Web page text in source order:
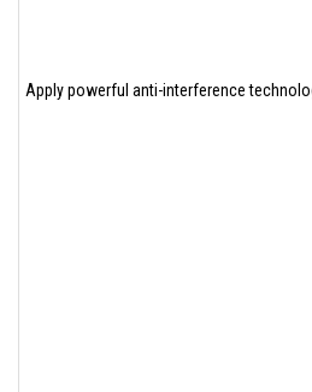
Apply powerful anti-interference